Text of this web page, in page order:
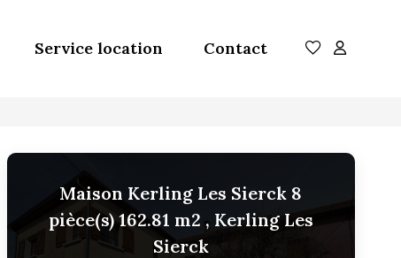
Service location Contact
Maison Kerling Les Sierck 8
pièce(s) 162.81 m2 , Kerling Les
Sierck